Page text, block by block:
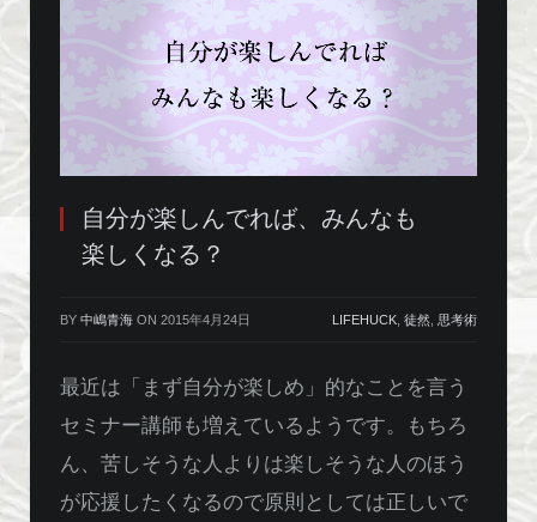
自分が楽しんでれば、みんなも
楽しくなる？
BY 中嶋青海 ON 2015年4月24日 LIFEHUCK 徒然 思考術
最近は「まず自分が楽しめ」的なことを言う
セミナー講師も増えているようです。もちろ
ん、苦しそうな人よりは楽しそうな人のほう
が応援したくなるので原則としては正しいで